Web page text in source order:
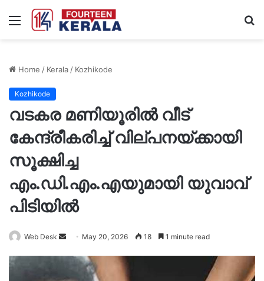
Menu
Home / Kerala/ Kozhikode
Kozhikode
വടകര മണിയൂരിൽ വീട്
കേന്ദ്രീകരിച്ച് വില്പനയ്ക്കായി
സൂക്ഷിച്ച
എം.ഡി.എം.എയുമായി യുവാവ്
പിടിയിൽ
Web Desk
Send
email
May 20, 2026 18 1 minute read